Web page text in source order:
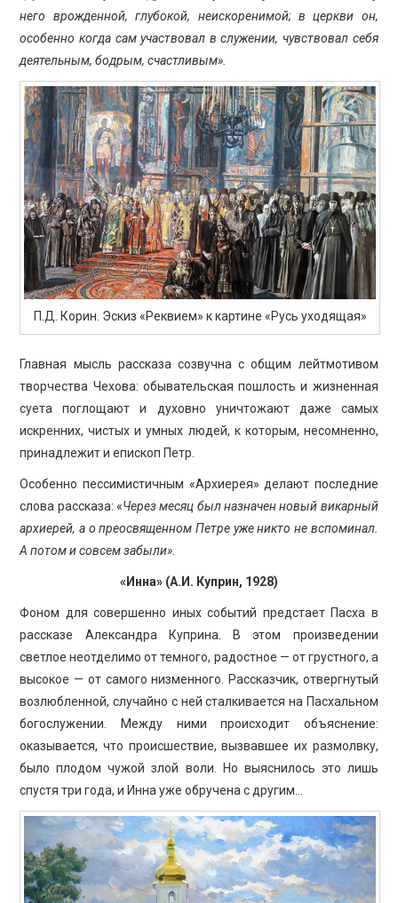
него врожденной, глубокой, неискоренимой; в церкви он,
особенно когда сам участвовал в служении, чувствовал себя
деятельным, бодрым, счастливым».
П.Д. Корин. Эскиз «Реквием» к картине «Русь уходящая»
Главная мысль рассказа созвучна с общим лейтмотивом
творчества Чехова: обывательская пошлость и жизненная
суета поглощают и духовно уничтожают даже самых
искренних, чистых и умных людей, к которым, несомненно,
принадлежит и епископ Петр.
Особенно пессимистичным «Архиерея» делают последние
слова рассказа: «Через месяц был назначен новый викарный
архиерей, а о преосвященном Петре уже никто не вспоминал.
А потом и совсем забыли».
«Инна» (А.И. Куприн, 1928)
Фоном для совершенно иных событий предстает Пасха в
рассказе Александра Куприна. В этом произведении
светлое неотделимо от темного, радостное — от грустного, а
высокое — от самого низменного. Рассказчик, отвергнутый
возлюбленной, случайно с ней сталкивается на Пасхальном
богослужении. Между ними происходит объяснение:
оказывается, что происшествие, вызвавшее их размолвку,
было плодом чужой злой воли. Но выяснилось это лишь
спустя три года, и Инна уже обручена с другим…